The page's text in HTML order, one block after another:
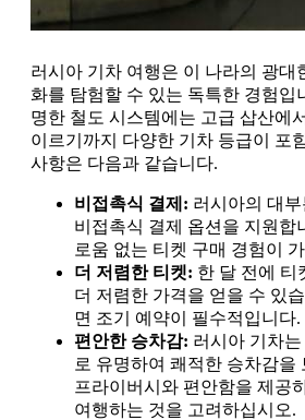
러시아 기차 여행은 이 나라의 광대
화를 탐험할 수 있는 독특한 경험입
명한 철도 시스템에는 고급 삽산에
이르기까지 다양한 기차 등급이 포
사항은 다음과 같습니다.
비접촉식 결제: 러시아의 대
비접촉식 결제 옵션을 지원합
로움 없는 티켓 구매 경험이
더 저렴한 티켓: 한 달 전에 티
더 저렴한 가격을 얻을 수 있
면 조기 예약이 필수적입니다.
편안한 승차감: 러시아 기차
로 유명하여 쾌적한 승차감을
프라이버시와 편안함을 제공
여행하는 것을 고려하십시오.